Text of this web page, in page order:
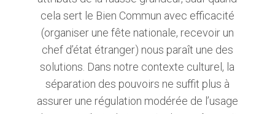
cela sert le Bien Commun avec efficacité
(organiser une fête nationale, recevoir un
chef d’état étranger) nous paraît une des
solutions. Dans notre contexte culturel, la
séparation des pouvoirs ne suffit plus à
assurer une régulation modérée de l’usage